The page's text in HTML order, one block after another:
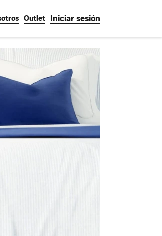
Outlet Iniciar sesión